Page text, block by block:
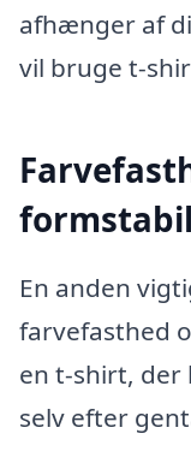
afhænger af
vil bruge t-
En anden
farvefasthed
en t-shirt, der
selv efter